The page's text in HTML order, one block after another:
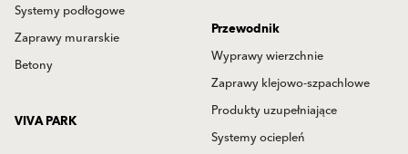
Systemy podłogowe
Zaprawy murarskie
Betony
Przewodnik
Wyprawy wierzchnie
Zaprawy klejowo-szpachlowe
Produkty uzupełniające
Systemy ociepleń
VIVA PARK